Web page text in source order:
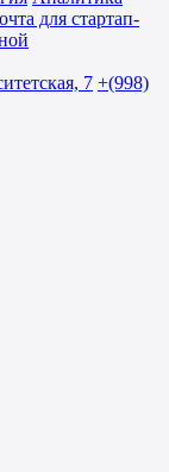
для стартап-
7 +(998)